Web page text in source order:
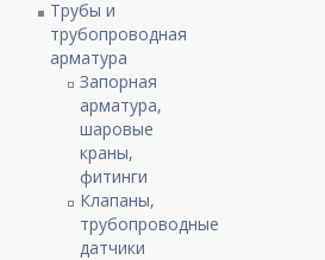
Трубы и
трубопроводная
арматура
Запорная
арматура,
шаровые
краны,
фитинги
Клапаны,
трубопроводные
датчики